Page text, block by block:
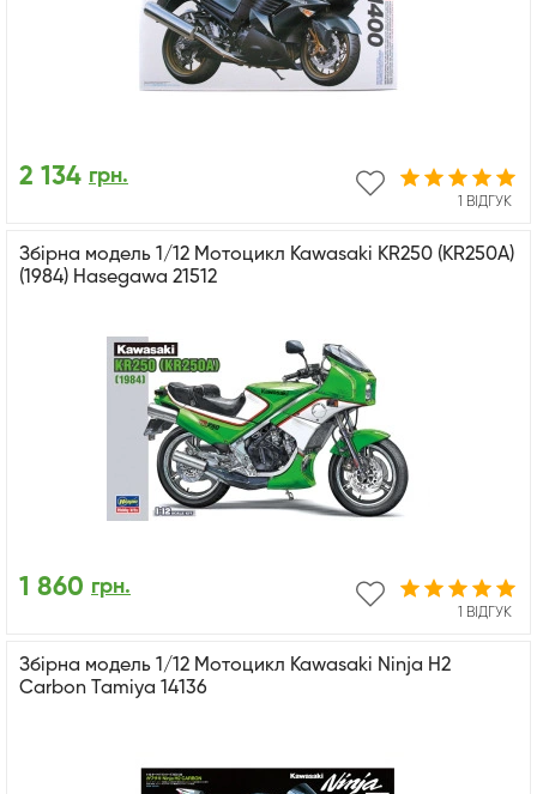
1 ВІДГУК
2 134 грн.
Збірна модель 1/12 Мотоцикл Kawasaki KR250 (KR250A)
(1984) Hasegawa 21512
1 ВІДГУК
1 860 грн.
Збірна модель 1/12 Мотоцикл Kawasaki Ninja H2
Carbon Tamiya 14136